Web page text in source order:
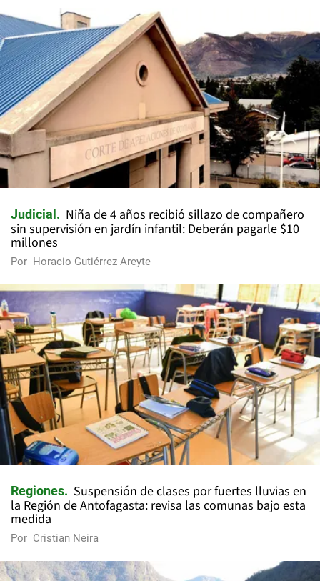
Judicial
Niña de 4 años recibió sillazo de compañero
sin supervisión en jardín infantil: Deberán pagarle $10
millones
Por Horacio Gutiérrez Areyte
Regiones
Suspensión de clases por fuertes lluvias en
la Región de Antofagasta: revisa las comunas bajo esta
medida
Por Cristian Neira